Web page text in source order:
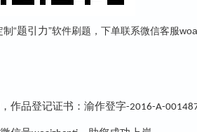
“题引力”软件刷题，下单联系微信客服
作品登记证书：渝作登字-2016-A-